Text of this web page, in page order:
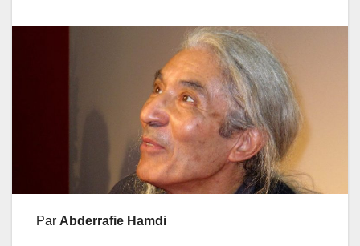
Par Abderrafie Hamdi